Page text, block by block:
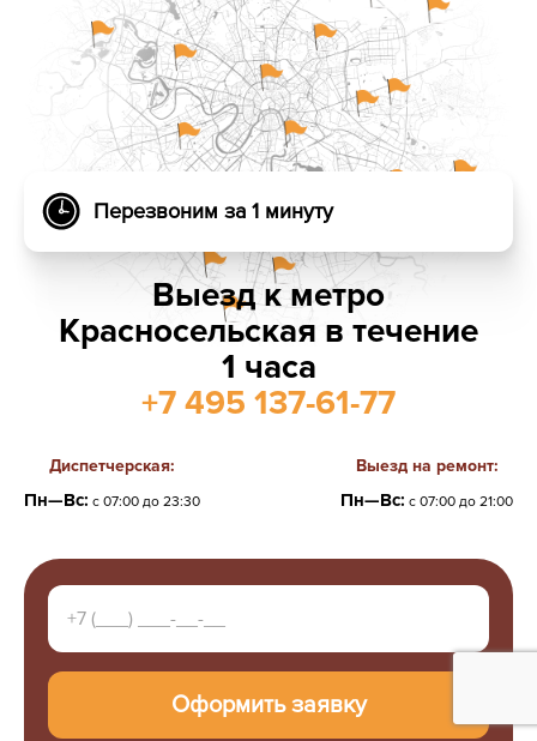
Выезд к метро
Красносельская в течение
1 часа
+7 495 137-61-77
Диспетчерская:
Пн—Вс: с 07:00 до 23:30
Выезд на ремонт:
Пн—Вс: с 07:00 до 21:00
Перезвоним за 1 минуту